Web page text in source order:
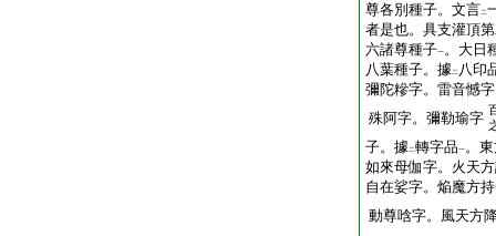
尊各別種子。文言二
者是也。具支灌頂
六諸尊種子一。大日
八葉種子。據二 八印
彌陀糝字。雷音憾
殊阿字。彌勒瑜字
子。據二轉字品一。
如來母伽字。火天
自在娑字。焔魔方
動尊唅字。風天方